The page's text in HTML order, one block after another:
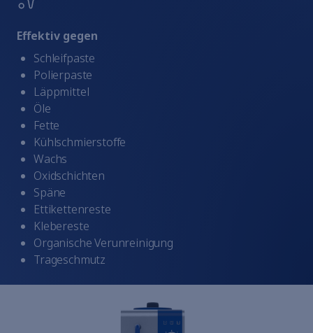
Effektiv gegen
Schleifpaste
Polierpaste
Läppmittel
Öle
Fette
Kühlschmierstoffe
Wachs
Oxidschichten
Späne
Ettikettenreste
Klebereste
Organische Verunreinigung
Trageschmutz